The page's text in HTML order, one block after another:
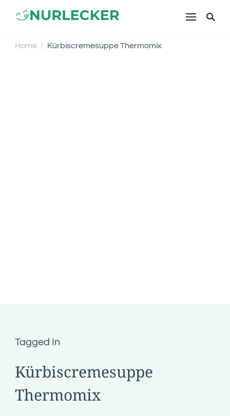
NURLECKER
Einfache & leckere Rezepte für
Home / Kürbiscremesuppe Thermomix
Tagged In
Kürbiscremesuppe
Thermomix